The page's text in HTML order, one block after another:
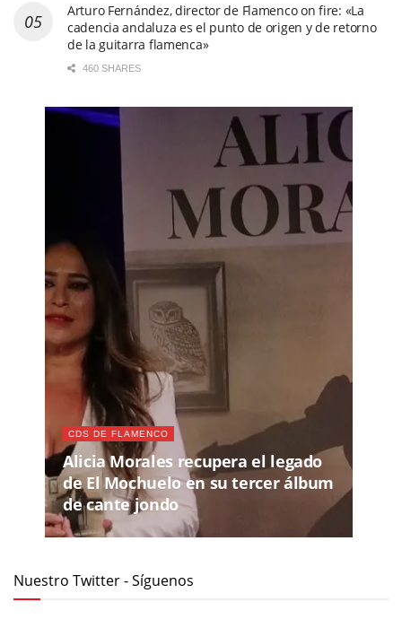
Arturo Fernández, director de Flamenco on fire: «La
cadencia andaluza es el punto de origen y de retorno
de la guitarra flamenca»
460 SHARES
CDS DE FLAMENCO
Alicia Morales recupera el legado
de El Mochuelo en su tercer álbum
de cante jondo
Nuestro Twitter - Síguenos